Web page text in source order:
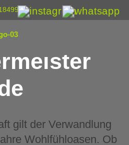
gilt der Verwandlung
Wohlfühloasen. Ob